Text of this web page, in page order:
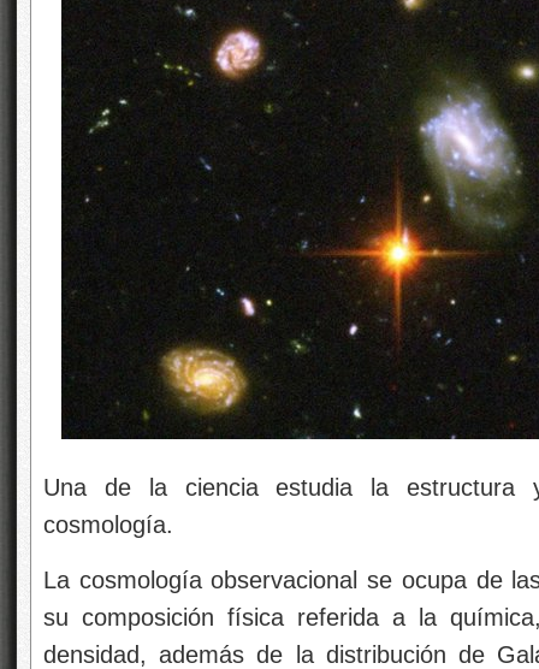
Una de la ciencia estudia la estructura
cosmología.
La cosmología observacional se ocupa de
su composición física referida a la
densidad, además de la distribución de